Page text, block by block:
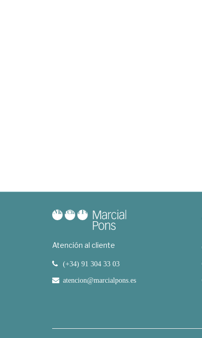
Atención al cliente
(+34) 91 304 33 03
atencion@marcialpons.es